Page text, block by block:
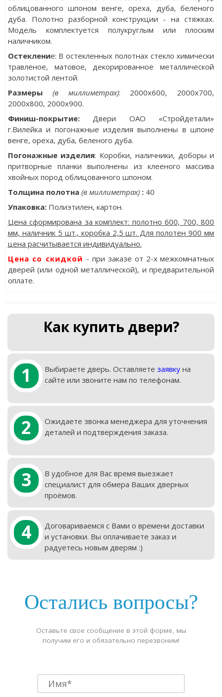
облицованного шпоном венге, ореха, дуба, беленого
дуба. Полотно разборной конструкции - на стяжках.
Модель комплектуется полукруглым или плоским
наличником.
Остекление: В остекленных полотнах стекло химически
травленое, матовое, декорированное металлической
золотистой лентой.
Размеры (в миллиметрах): 2000х600, 2000x700,
2000x800, 2000x900.
Финиш-покрытие:Двери ОАО «Стройдетали»
г.Вилейка и погонажные изделия выполнены в шпоне
венге, ореха, дуба, беленого дуба.
Погонажные изделия: Коробки, наличники, доборы и
притворные планки выполнены из клееного массива
хвойных пород облицованного шпоном.
Толщина полотна (в миллиметрах):40
Упаковка:Полиэтилен, картон.
Цена сформирована за комплект: полотно 600, 700, 800
мм, наличник 5 шт., коробка 2,5 шт. Для полотен 900 мм
цена расчитывается индивидуально.
Цена со скидкой - при заказе от 2-х межкомнатных
дверей (или одной металлической), и предварительной
оплате.
Как купить двери?
1 Выбираете дверь. Оставляете заявкуна
сайте или звоните нам по телефонам.
2
Ожидаете звонка менеджера для уточнения
деталей и подтверждения заказа.
3
В удобное для Вас время выезжает
специалист для обмера Ваших дверных
проёмов.
4
Договариваемся с Вами о времени доставки
и установки. Вы оплачиваете заказ и
радуетесь новым дверям :)
Остались вопросы?
Оставьте свое сообщение в этой форме, мы
получим его и обязательно перезвоним!